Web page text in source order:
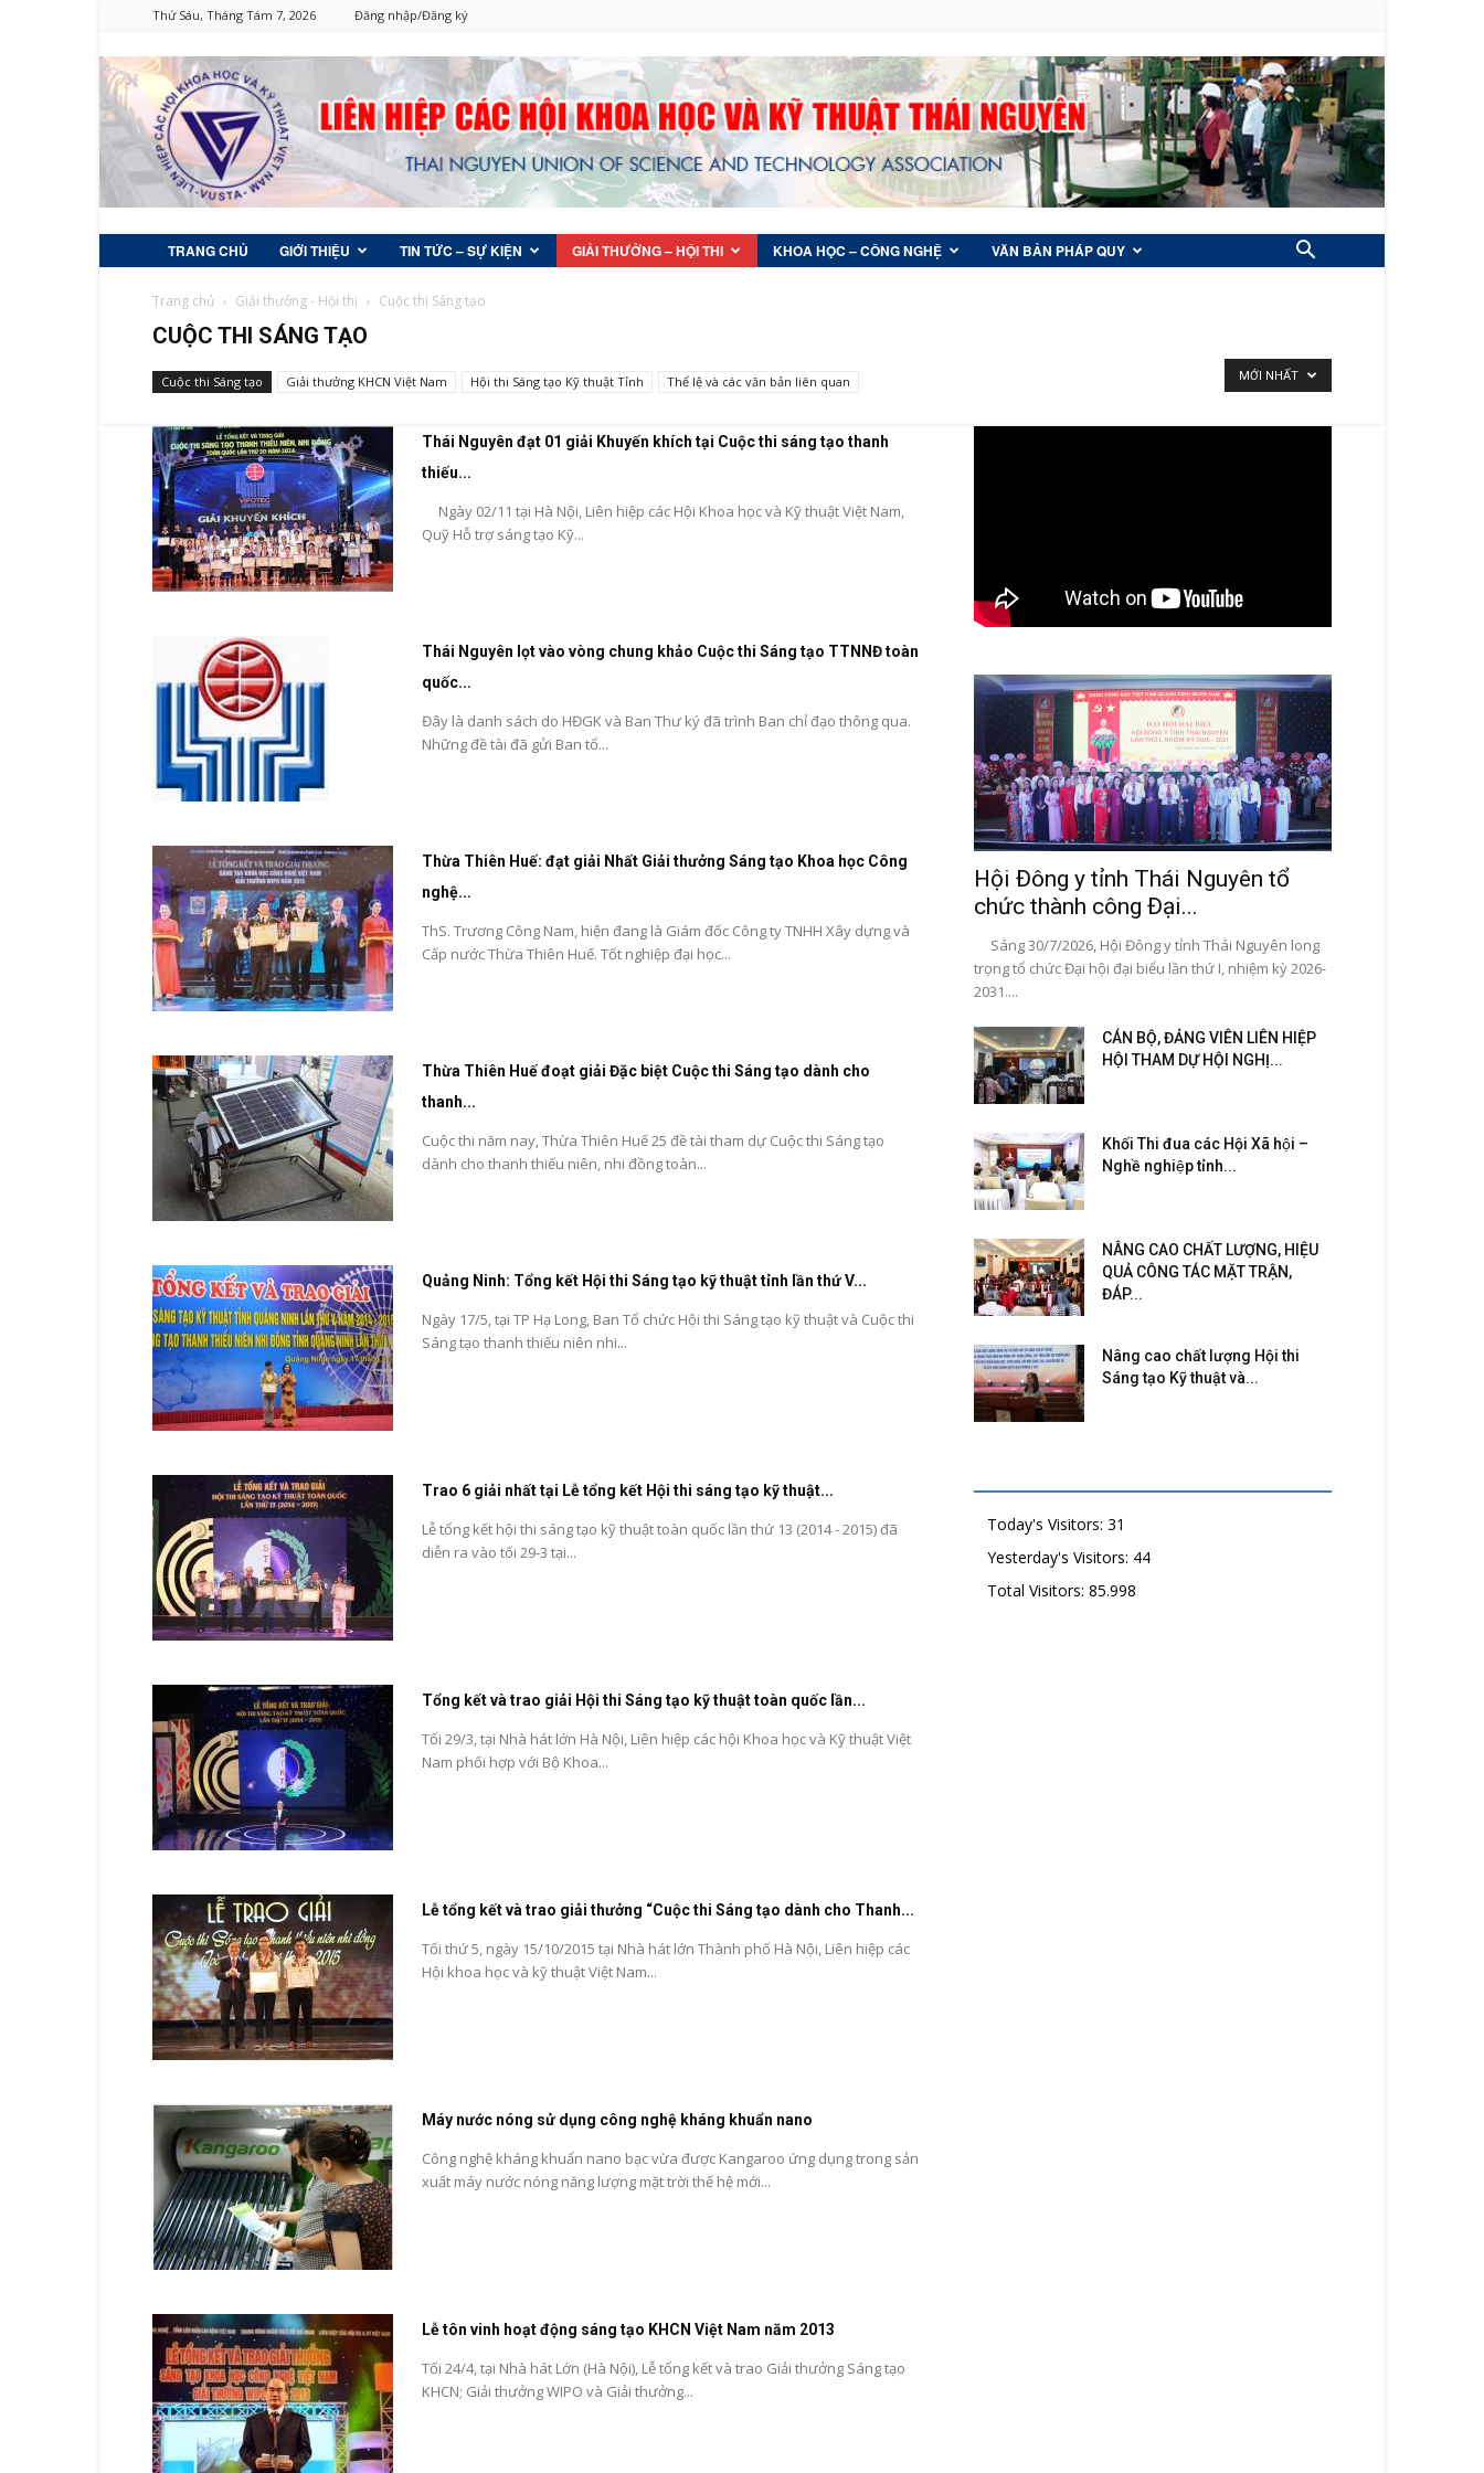
Thứ Sáu, Tháng Tám 7, 2026 Đăng nhập/Đăng ký
TRANG CHỦ GIỚI THIỆU TIN TỨC – SỰ KIỆN GIẢI THƯỞNG – HỘI THI KHOA HỌC – CÔNG NGHỆ VĂN BẢN PHÁP QUY
Trang chủ Giải thưởng - Hội thi Cuộc thi Sáng tạo
CUỘC THI SÁNG TẠO
Cuộc thi Sáng tạo Giải thưởng KHCN Việt Nam Hội thi Sáng tạo Kỹ thuật Tỉnh Thể lệ và các văn bản liên quan MỚI NHẤT
Thái Nguyên đạt 01 giải Khuyến khích tại Cuộc thi sáng tạo thanh
thiếu...
Ngày 02/11 tại Hà Nội, Liên hiệp các Hội Khoa học và Kỹ thuật Việt Nam,
Quỹ Hỗ trợ sáng tạo Kỹ...
Thái Nguyên lọt vào vòng chung khảo Cuộc thi Sáng tạo TTNNĐ toàn
quốc...
Đây là danh sách do HĐGK và Ban Thư ký đã trình Ban chỉ đạo thông qua.
Những đề tài đã gửi Ban tổ...
Thừa Thiên Huế: đạt giải Nhất Giải thưởng Sáng tạo Khoa học Công
nghệ...
ThS. Trương Công Nam, hiện đang là Giám đốc Công ty TNHH Xây dựng và
Cấp nước Thừa Thiên Huế. Tốt nghiệp đại học...
Thừa Thiên Huế đoạt giải Đặc biệt Cuộc thi Sáng tạo dành cho
thanh...
Cuộc thi năm nay, Thừa Thiên Huế 25 đề tài tham dự Cuộc thi Sáng tạo
dành cho thanh thiếu niên, nhi đồng toàn...
Quảng Ninh: Tổng kết Hội thi Sáng tạo kỹ thuật tỉnh lần thứ V...
Ngày 17/5, tại TP Hạ Long, Ban Tổ chức Hội thi Sáng tạo kỹ thuật và Cuộc thi
Sáng tạo thanh thiếu niên nhi...
Trao 6 giải nhất tại Lễ tổng kết Hội thi sáng tạo kỹ thuật...
Lễ tổng kết hội thi sáng tạo kỹ thuật toàn quốc lần thứ 13 (2014 - 2015) đã
diễn ra vào tối 29-3 tại...
Tổng kết và trao giải Hội thi Sáng tạo kỹ thuật toàn quốc lần...
Tối 29/3, tại Nhà hát lớn Hà Nội, Liên hiệp các hội Khoa học và Kỹ thuật Việt
Nam phối hợp với Bộ Khoa...
Lễ tổng kết và trao giải thưởng “Cuộc thi Sáng tạo dành cho Thanh...
Tối thứ 5, ngày 15/10/2015 tại Nhà hát lớn Thành phố Hà Nội, Liên hiệp các
Hội khoa học và kỹ thuật Việt Nam...
Máy nước nóng sử dụng công nghệ kháng khuẩn nano
Công nghệ kháng khuẩn nano bạc vừa được Kangaroo ứng dụng trong sản
xuất máy nước nóng năng lượng mặt trời thế hệ mới...
Lễ tôn vinh hoạt động sáng tạo KHCN Việt Nam năm 2013
Tối 24/4, tại Nhà hát Lớn (Hà Nội), Lễ tổng kết và trao Giải thưởng Sáng tạo
KHCN; Giải thưởng WIPO và Giải thưởng...
Hội Đông y tỉnh Thái Nguyên tổ
chức thành công Đại...
Sáng 30/7/2026, Hội Đông y tỉnh Thái Nguyên long
trọng tổ chức Đại hội đại biểu lần thứ I, nhiệm kỳ 2026-
2031....
CÁN BỘ, ĐẢNG VIÊN LIÊN HIỆP
HỘI THAM DỰ HỘI NGHỊ...
Khối Thi đua các Hội Xã hội –
Nghề nghiệp tỉnh...
NÂNG CAO CHẤT LƯỢNG, HIỆU
QUẢ CÔNG TÁC MẶT TRẬN,
ĐÁP...
Nâng cao chất lượng Hội thi
Sáng tạo Kỹ thuật và...
Today's Visitors: 31
Yesterday's Visitors: 44
Total Visitors: 85.998